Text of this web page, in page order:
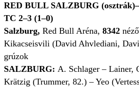
RED BULL SALZBURG
TC 2–3 (1–0)
Salzburg, Red Bull Aréna, 8342
Kikacseisvili (David Ahvlediani,
grúzok
SALZBURG: A. Schlager – Lainer,
Krätzig (Trummer, 82.) – Yeo